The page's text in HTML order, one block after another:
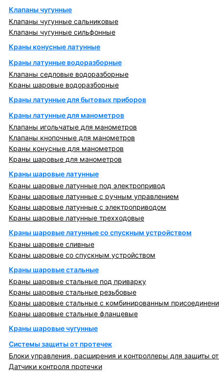
Клапаны чугунные
Клапаны чугунные сальниковые
Клапаны чугунные сильфонные
Краны конусные латунные
Краны латунные водоразборные
Клапаны седловые водоразборные
Краны шаровые водоразборные
Краны латунные для бытовых приборов
Краны латунные для манометров
Клапаны игольчатые для манометров
Клапаны кнопочные для манометров
Краны конусные для манометров
Краны шаровые для манометров
Краны шаровые латунные
Краны шаровые латунные под электропривод
Краны шаровые латунные с ручным управлением
Краны шаровые латунные с электроприводом
Краны шаровые латунные трехходовые
Краны шаровые латунные со спускным устройством
Краны шаровые сливные
Краны шаровые со спускным устройством
Краны шаровые стальные
Краны шаровые стальные под приварку
Краны шаровые стальные резьбовые
Краны шаровые стальные с комбинированным
Краны шаровые стальные фланцевые
Краны шаровые чугунные
Системы защиты от протечек
Блоки управления, расширения и контроллеры для защиты
Датчики контроля протечки